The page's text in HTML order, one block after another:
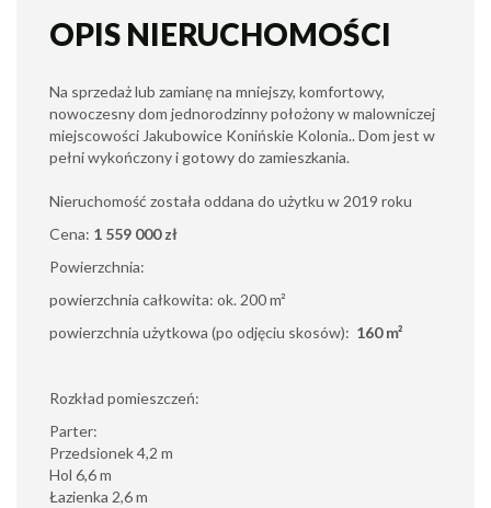
OPIS NIERUCHOMOŚCI
Na sprzedaż lub zamianę na mniejszy, komfortowy,
nowoczesny dom jednorodzinny położony w malowniczej
miejscowości Jakubowice Konińskie Kolonia.. Dom jest w
pełni wykończony i gotowy do zamieszkania.
Nieruchomość została oddana do użytku w 2019 roku
Cena: 1 559 000 zł
Powierzchnia:
powierzchnia całkowita: ok. 200 m²
powierzchnia użytkowa (po odjęciu skosów): 160 m²
Rozkład pomieszczeń:
Parter:
Przedsionek 4,2 m
Hol 6,6 m
Łazienka 2,6 m